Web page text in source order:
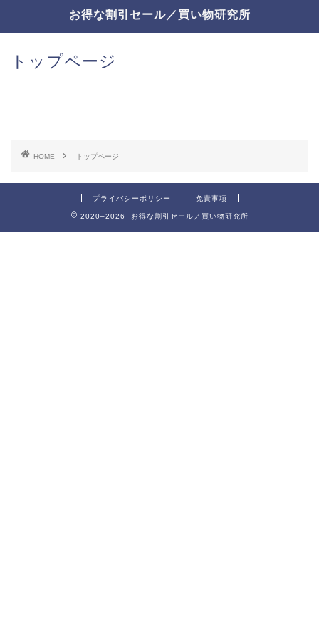
お得な割引セール／買い物研究所
トップページ
HOME トップページ
プライバシーポリシー 免責事項
2020–2026 お得な割引セール／買い物研究所